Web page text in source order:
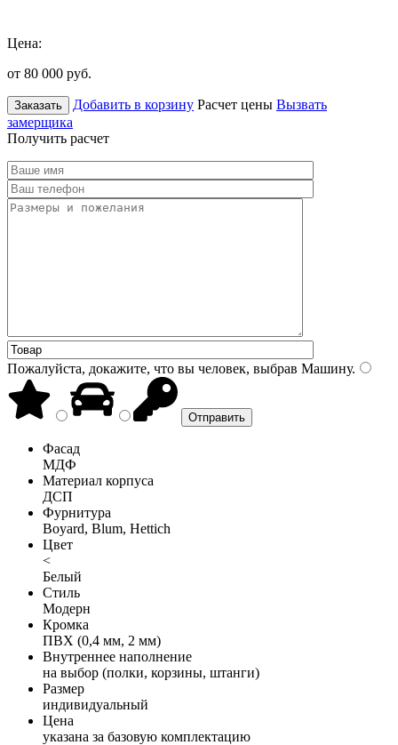
Цена:
от 80 000 руб.
Заказать Добавить в корзину Расчет цены Вызвать
замерщика
Получить расчет
Пожалуйста, докажите, что вы человек, выбрав Машину.
Фасад
МДФ
Материал корпуса
ДСП
Фурнитура
Boyard, Blum, Hettich
Цвет
<
Белый
Стиль
Модерн
Кромка
ПВХ (0,4 мм, 2 мм)
Внутреннее наполнение
на выбор (полки, корзины, штанги)
Размер
индивидуальный
Цена
указана за базовую комплектацию